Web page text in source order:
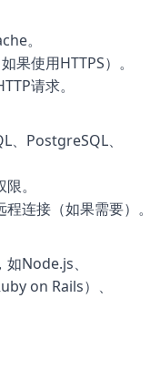
。
果使用HTTPS）。
请求。
、PostgreSQL、
。
连接（如果需要）。
Node.js、
on Rails）、